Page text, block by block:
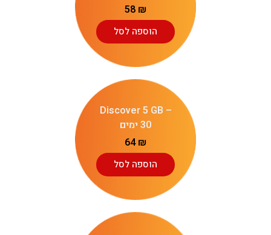
58 ₪
הוספה לסל
Discover 5 GB –
30 ימים
64₪
הוספה לסל